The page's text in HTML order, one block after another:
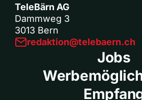
TeleBärn AG
Dammweg 3
3013 Bern
redaktion@telebaern.ch
Jobs